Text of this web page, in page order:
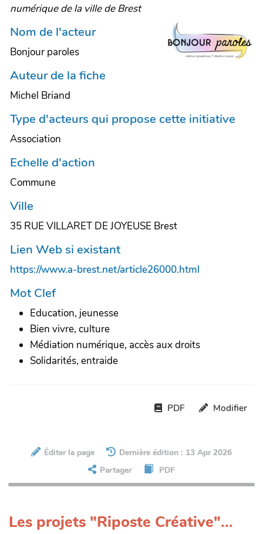
numérique de la ville de Brest
Nom de l'acteur
Bonjour paroles
Auteur de la fiche
Michel Briand
Type d'acteurs qui propose cette initiative
Association
Echelle d'action
Commune
Ville
35 RUE VILLARET DE JOYEUSE Brest
Lien Web si existant
https://www.a-brest.net/article26000.html
Mot Clef
Education, jeunesse
Bien vivre, culture
Médiation numérique, accès aux droits
Solidarités, entraide
PDF Modifier
Éditer la page
Dernière édition : 13 Apr 2026
Partager
PDF